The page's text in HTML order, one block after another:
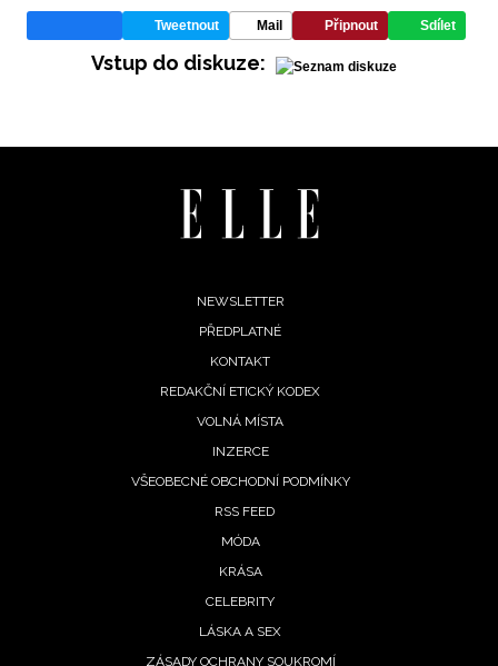
soukromí BurdaMedia Extra s.r.o., zaškrtněte toto pole.
Tweetnout Mail Připnout Sdílet
Vstup do diskuze:
NEWSLETTER
PŘEDPLATNÉ
KONTAKT
REDAKČNÍ ETICKÝ KODEX
VOLNÁ MÍSTA
INZERCE
VŠEOBECNÉ OBCHODNÍ PODMÍNKY
RSS FEED
MÓDA
KRÁSA
CELEBRITY
LÁSKA A SEX
ZÁSADY OCHRANY SOUKROMÍ